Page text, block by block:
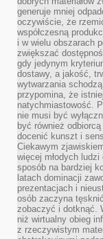
generuje mniej
oczywiście, że
współczesną
i w wielu obszarach
zwiększać
gdy jedynym
dostawy, a jakość,
wytwarzania
przypomina, że
natychmiastowość.
nie musi być
być również
docenić kunszt i
Ciekawym
więcej młodych
sposób na bardziej
latach dominacji
prezentacjach i
osób zaczyna
zobaczyć i dotknąć.
niż wirtualny obieg
z rzeczywistym